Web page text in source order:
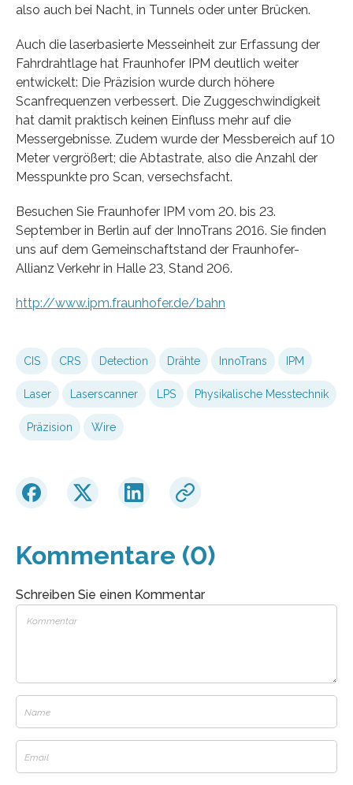
also auch bei Nacht, in Tunnels oder unter Brücken.
Auch die laserbasierte Messeinheit zur Erfassung der
Fahrdrahtlage hat Fraunhofer IPM deutlich weiter
entwickelt: Die Präzision wurde durch höhere
Scanfrequenzen verbessert. Die Zuggeschwindigkeit
hat damit praktisch keinen Einfluss mehr auf die
Messergebnisse. Zudem wurde der Messbereich auf 10
Meter vergrößert; die Abtastrate, also die Anzahl der
Messpunkte pro Scan, versechsfacht.
Besuchen Sie Fraunhofer IPM vom 20. bis 23.
September in Berlin auf der InnoTrans 2016. Sie finden
uns auf dem Gemeinschaftstand der Fraunhofer-
Allianz Verkehr in Halle 23, Stand 206.
http://www.ipm.fraunhofer.de/bahn
CIS CRS Detection Drähte InnoTrans IPM
Laser Laserscanner LPS Physikalische Messtechnik
Präzision Wire
Kommentare (0)
Schreiben Sie einen Kommentar